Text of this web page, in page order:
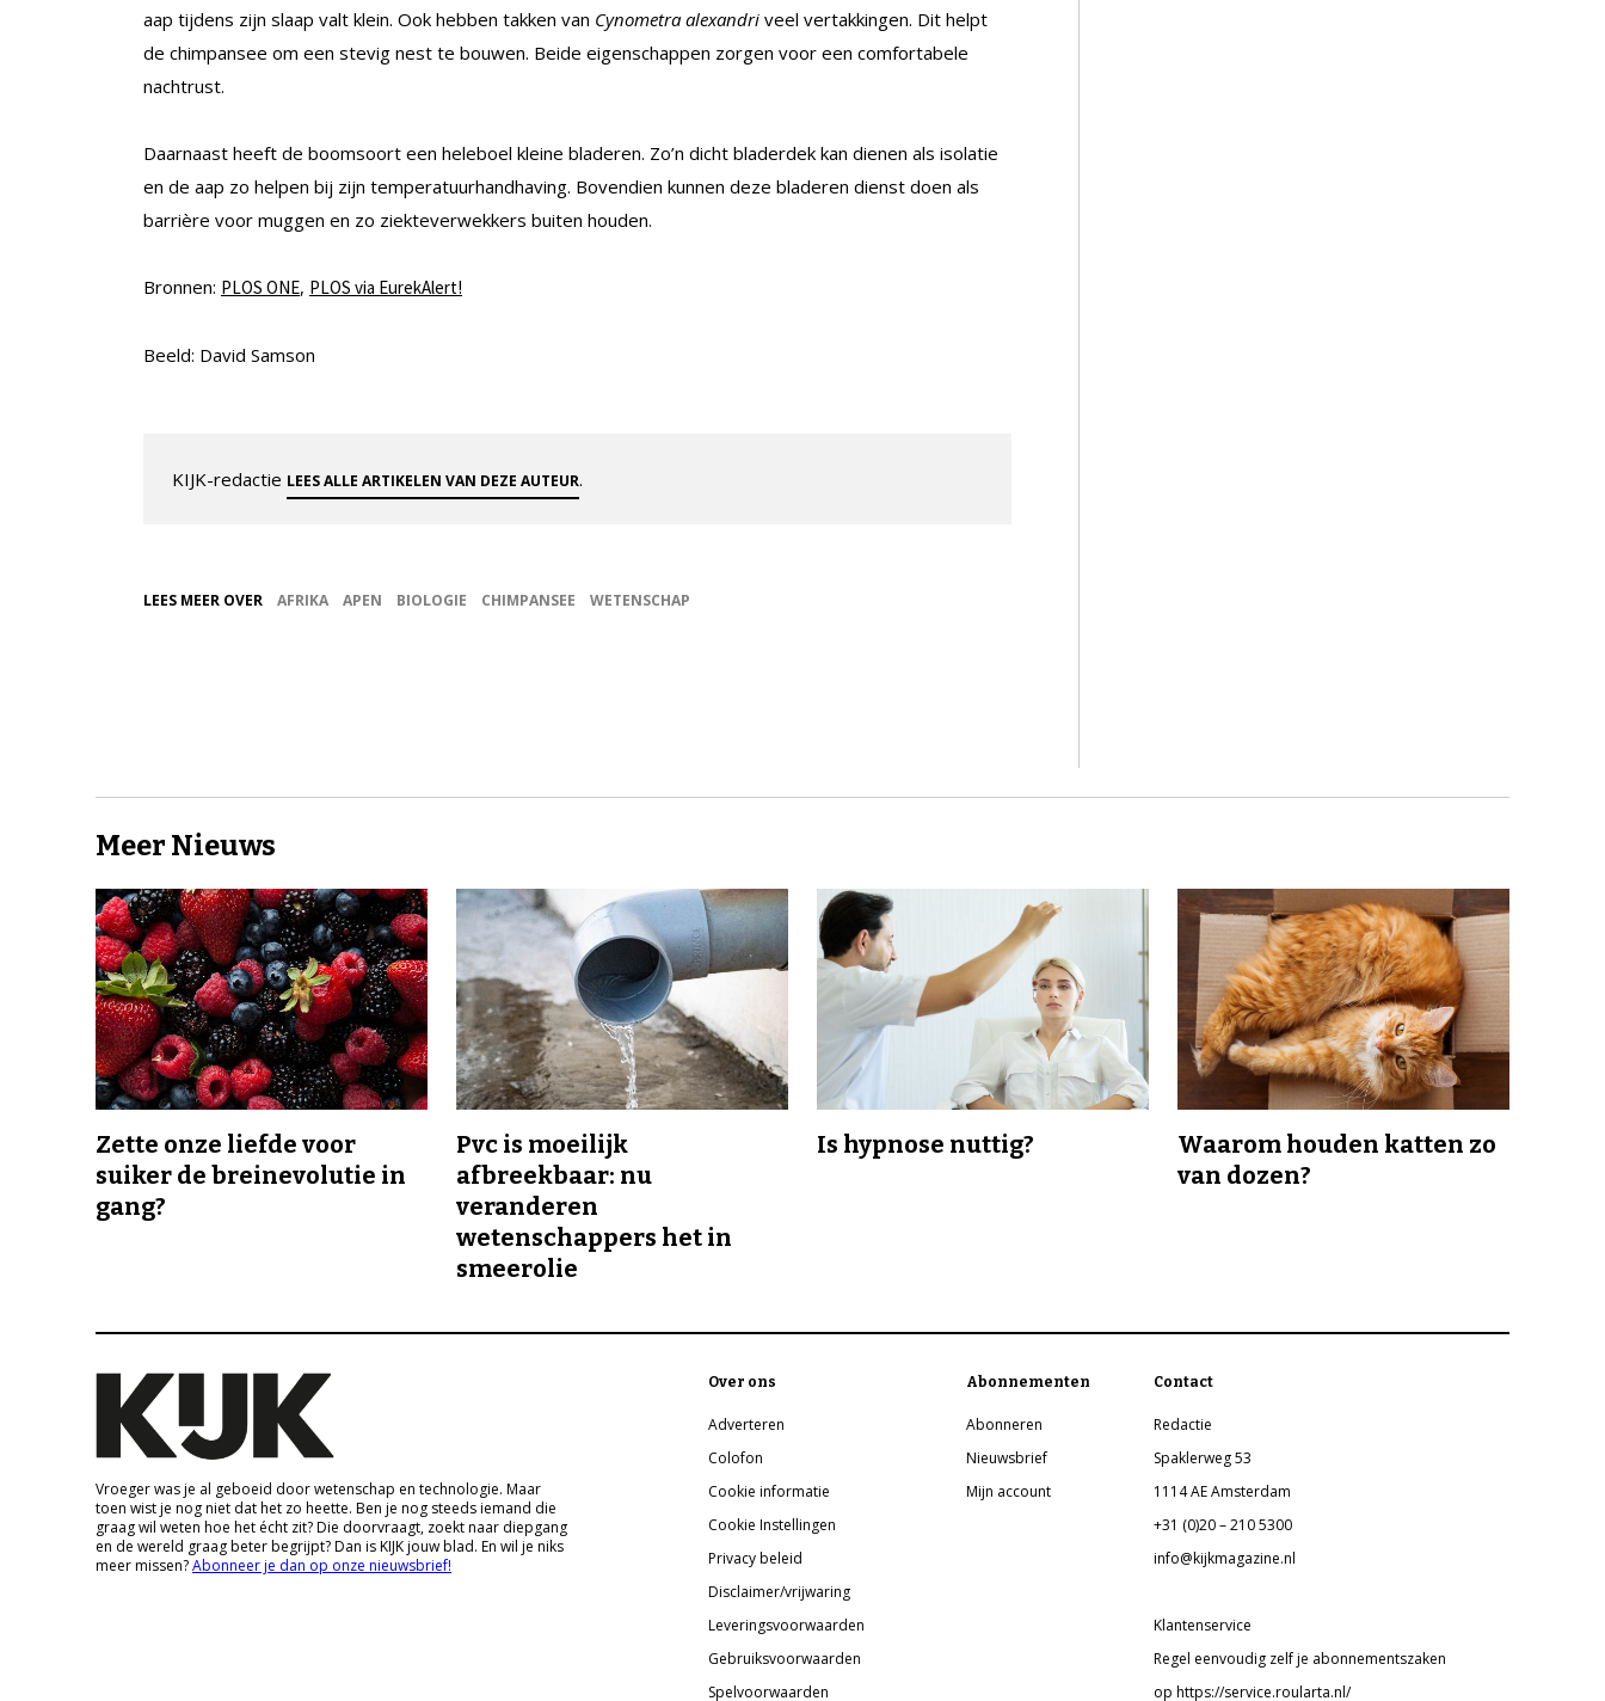
aap tijdens zijn slaap valt klein. Ook hebben takken van Cynometra alexandri veel vertakkingen. Dit helpt
de chimpansee om een stevig nest te bouwen. Beide eigenschappen zorgen voor een comfortabele
nachtrust.
Daarnaast heeft de boomsoort een heleboel kleine bladeren. Zo’n dicht bladerdek kan dienen als isolatie
en de aap zo helpen bij zijn temperatuurhandhaving. Bovendien kunnen deze bladeren dienst doen als
barrière voor muggen en zo ziekteverwekkers buiten houden.
Bronnen: PLOS ONE, PLOS via EurekAlert!
Beeld: David Samson
KIJK-redactie LEES ALLE ARTIKELEN VAN DEZE AUTEUR.
LEES MEER OVER AFRIKA APEN BIOLOGIE CHIMPANSEE WETENSCHAP
Meer Nieuws
Zette onze liefde voor
suiker de breinevolutie in
gang?
Pvc is moeilijk
afbreekbaar: nu
veranderen
wetenschappers het in
smeerolie
Is hypnose nuttig?
Waarom houden katten zo
van dozen?
Vroeger was je al geboeid door wetenschap en technologie. Maar
toen wist je nog niet dat het zo heette. Ben je nog steeds iemand die
graag wil weten hoe het écht zit? Die doorvraagt, zoekt naar diepgang
en de wereld graag beter begrijpt? Dan is KIJK jouw blad. En wil je niks
meer missen?Abonneer je dan op onze nieuwsbrief!
Over ons
Adverteren
Colofon
Cookie informatie
Cookie Instellingen
Privacy beleid
Disclaimer/vrijwaring
Leveringsvoorwaarden
Gebruiksvoorwaarden
Spelvoorwaarden
Abonnementen
Abonneren
Nieuwsbrief
Mijn account
Contact
Redactie
Spaklerweg 53
1114 AE Amsterdam
+31 (0)20 – 210 5300
info@kijkmagazine.nl
Klantenservice
Regel eenvoudig zelf je abonnementszaken
op https://service.roularta.nl/